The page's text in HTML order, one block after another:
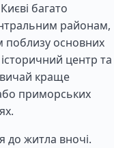
багато
районам,
поблизу основних
центр та
краще
приморських
до житла вночі.